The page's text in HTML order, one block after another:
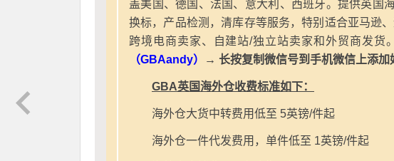
盖美国、德国、法国、意大利、西班牙。提供英国
换标，产品检测，清库存等服务，特别适合亚马逊
跨境电商卖家、自建站/独立站卖家和外贸商发货。
（GBAandy）
→ 长按复制微信号到手机微信上添
GBA英国海外仓收费标准如下：
海外仓大货中转费用低至 5英镑/件起
海外仓一件代发费用，单件低至 1英镑/件起